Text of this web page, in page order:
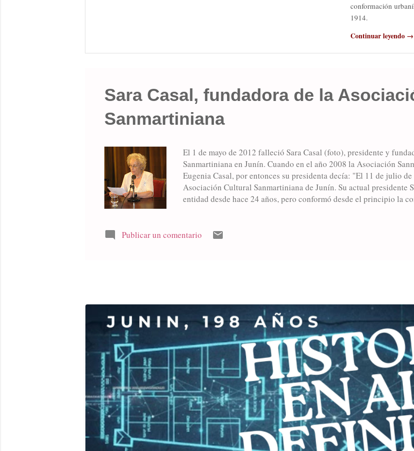
conformación
1914.
Continuar leyendo →
Sara Casal, fundadora de la
Sanmartiniana
El 1 de mayo de 2012 falleció Sara Casal (foto), presidente y
Sanmartiniana en Junín. Cuando en el año 2008 la Asociación
Eugenia Casal, por entonces su presidenta decía: "El 11 de julio
Asociación Cultural Sanmartiniana de Junín. Su actual presidente
entidad desde hace 24 años, pero conformó desde el principio la
objetivo y puso de relieve que “la gente nos acompaña desde
Publicar un comentario